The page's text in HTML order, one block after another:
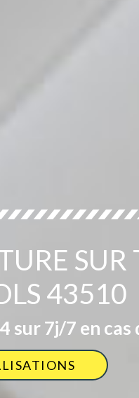
SUR
43510
sur 7j/7 en cas